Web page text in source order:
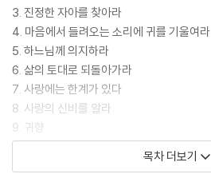
3. 진정한 자아를 찾아라
4. 마음에서 들려오는 소리에 귀를 기울여라
5. 하느님께 의지하라
6. 삶의 토대로 되돌아가라
7. 사랑에는 한계가 있다
8. 사랑의 신비를 알라
9. 귀향
10. 다른 사람들의 한계를 이해하라
11. 하나가 되는 곳이 있음을 믿어라
목차 더보기